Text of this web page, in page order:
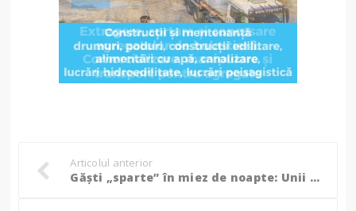
Articolul anterior
Găști „sparte” în miez de noapte: Unii consumau alcool, alții băteau un bărbat beat! (Foto)